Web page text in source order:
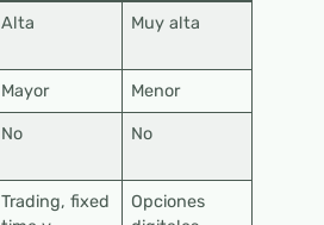
Alta Muy alta
Mayor Menor
No No
Trading, fixed
Opciones